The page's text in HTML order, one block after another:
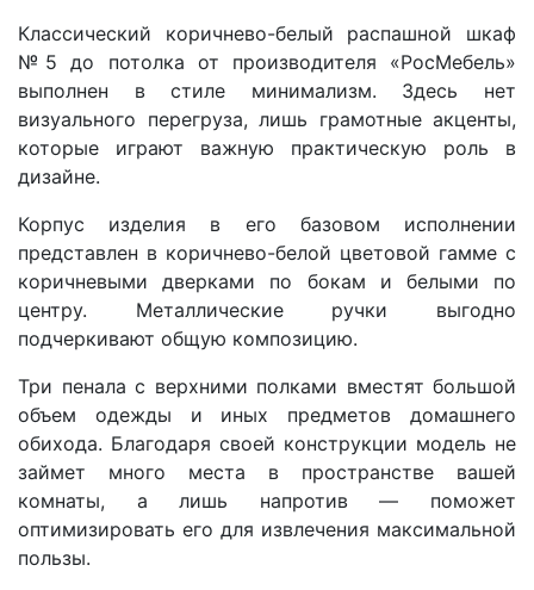
Классический коричнево-белый распашной шкаф
№5 до потолка от производителя «РосМебель»
выполнен в стиле минимализм. Здесь нет
визуального перегруза, лишь грамотные акценты,
которые играют важную практическую роль в
дизайне.
Корпус изделия в его базовом исполнении
представлен в коричнево-белой цветовой гамме с
коричневыми дверками по бокам и белыми по
центру. Металлические ручки выгодно
подчеркивают общую композицию.
Три пенала с верхними полками вместят большой
объем одежды и иных предметов домашнего
обихода. Благодаря своей конструкции модель не
займет много места в пространстве вашей
комнаты, а лишь напротив — поможет
оптимизировать его для извлечения максимальной
пользы.